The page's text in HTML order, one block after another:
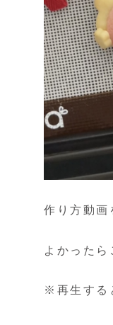
作り方動画
よかったら
※再生する